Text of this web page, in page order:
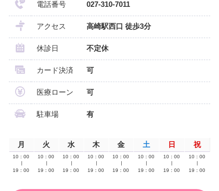
電話番号 027-310-7011
アクセス 高崎駅西口 徒歩3分
休診日 不定休
カード決済 可
医療ローン 可
駐車場 有
月 火 水 木 金 土 日 祝
10：00
19：00
10：00
19：00
10：00
19：00
10：00
19：00
10：00
19：00
10：00
19：00
10：00
19：00
10：00
19：00